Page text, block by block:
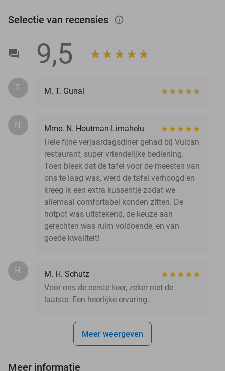
Selectie van recensies info_outlined
9,5
T. M. T. Gunal
N.
Mme. N. Houtman-Limahelu
Hele fijne verjaardagsdiner gehad bij Vulcan
restaurant, super vriendelijke bediening.
Toen bleek dat de tafel voor de meesten van
ons te laag was, werd de tafel verhoogd en
kreeg ik een extra kussentje zodat we
allemaal comfortabel konden zitten. De
hotpot was uitstekend, de keuze aan
gerechten was ruim voldoende, en van
goede kwaliteit!
H.
M. H. Schutz
Voor ons de eerste keer, zeker niet de
laatste. Een heerlijke ervaring.
Meer weergeven
Meer informatie